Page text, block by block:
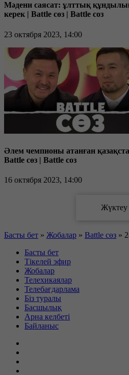
Мәдени саясат: ұлттық
керек | Battle сөз | Battle соз
23 октября 2023, 14:00
Әлем чемпионы атанған
Battle сөз | Battle соз
16 октября 2023, 14:00
Басты бет » Жобалар » Battle сөз »
Басты бет
Тікелей эфир
Жобалар
Телехикаялар
Телебағдарлама
Біз туралы
Басшылық
Арна келбеті
Байланыс